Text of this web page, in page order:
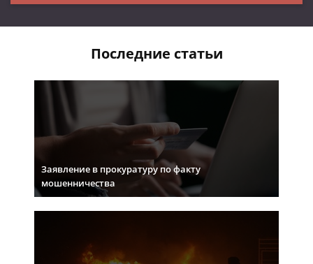
Последние статьи
Заявление в прокуратуру по факту
мошенничества